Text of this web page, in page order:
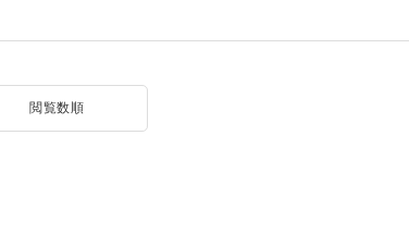
閲覧数順